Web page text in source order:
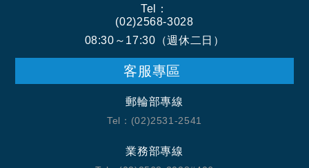
Tel：
(02)2568-3028
08:30～17:30（週休二日）
客服專區
郵輪部專線
Tel：(02)2531-2541
業務部專線